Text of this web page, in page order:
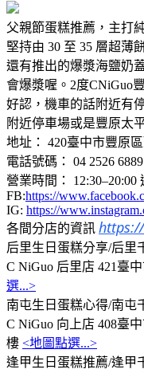
父親節蛋糕推薦，主打
堅持由 30 至 35 層超薄
還有推出的爆漿海鹽奶
會爆漿喔。2度CNiGuo
好認，機車的話附近有
附近停車場或是豐原太
地址： 420臺中市豐原
電話號碼： 04 2526 6889
營業時間： 12:30–20:00
FB:https://
IG: https://
各間分店的資訊
后里生日蛋糕分享/后里
C NiGuo 后里店 421臺
選...>
南屯生日蛋糕心得/南屯
C NiGuo 向上店 408臺
樓 <地圖點選...>
逢甲生日蛋糕推薦/逢甲